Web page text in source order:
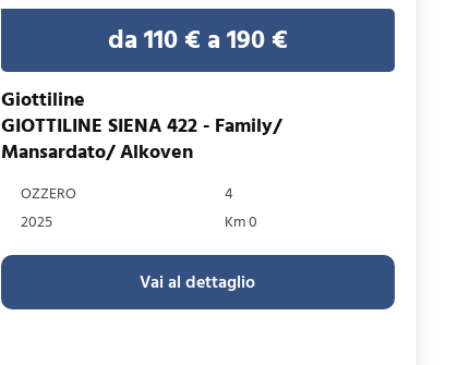
da 110 € a 190 €
Giottiline
GIOTTILINE SIENA 422 - Family/
Mansardato/ Alkoven
OZZERO
4
2025
Km 0
Vai al dettaglio